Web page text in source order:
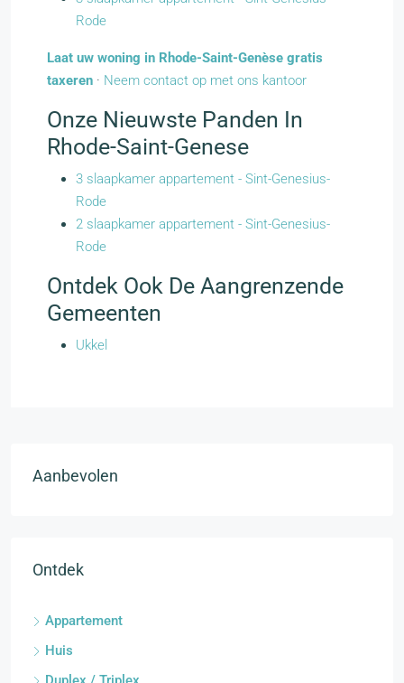
Rode
Laat uw woning in Rhode-Saint-Genèse gratis
taxeren · Neem contact op met ons kantoor
Onze Nieuwste Panden In
Rhode-Saint-Genese
3 slaapkamer appartement - Sint-Genesius-
Rode
2 slaapkamer appartement - Sint-Genesius-
Rode
Ontdek Ook De Aangrenzende
Gemeenten
Ukkel
Aanbevolen
Ontdek
Appartement
Huis